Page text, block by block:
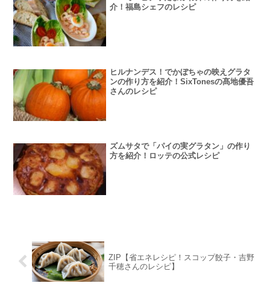
介！福島シェフのレシピ
ヒルナンデス！でかぼちゃの映えグラタ
ンの作り方を紹介！SixTonesの髙地優吾
さんのレシピ
ズムサタで「パイの実グラタン」の作り
方を紹介！ロッテの公式レシピ
ZIP【省エネレシピ！スコップ餃子・吉野
千穂さんのレシピ】